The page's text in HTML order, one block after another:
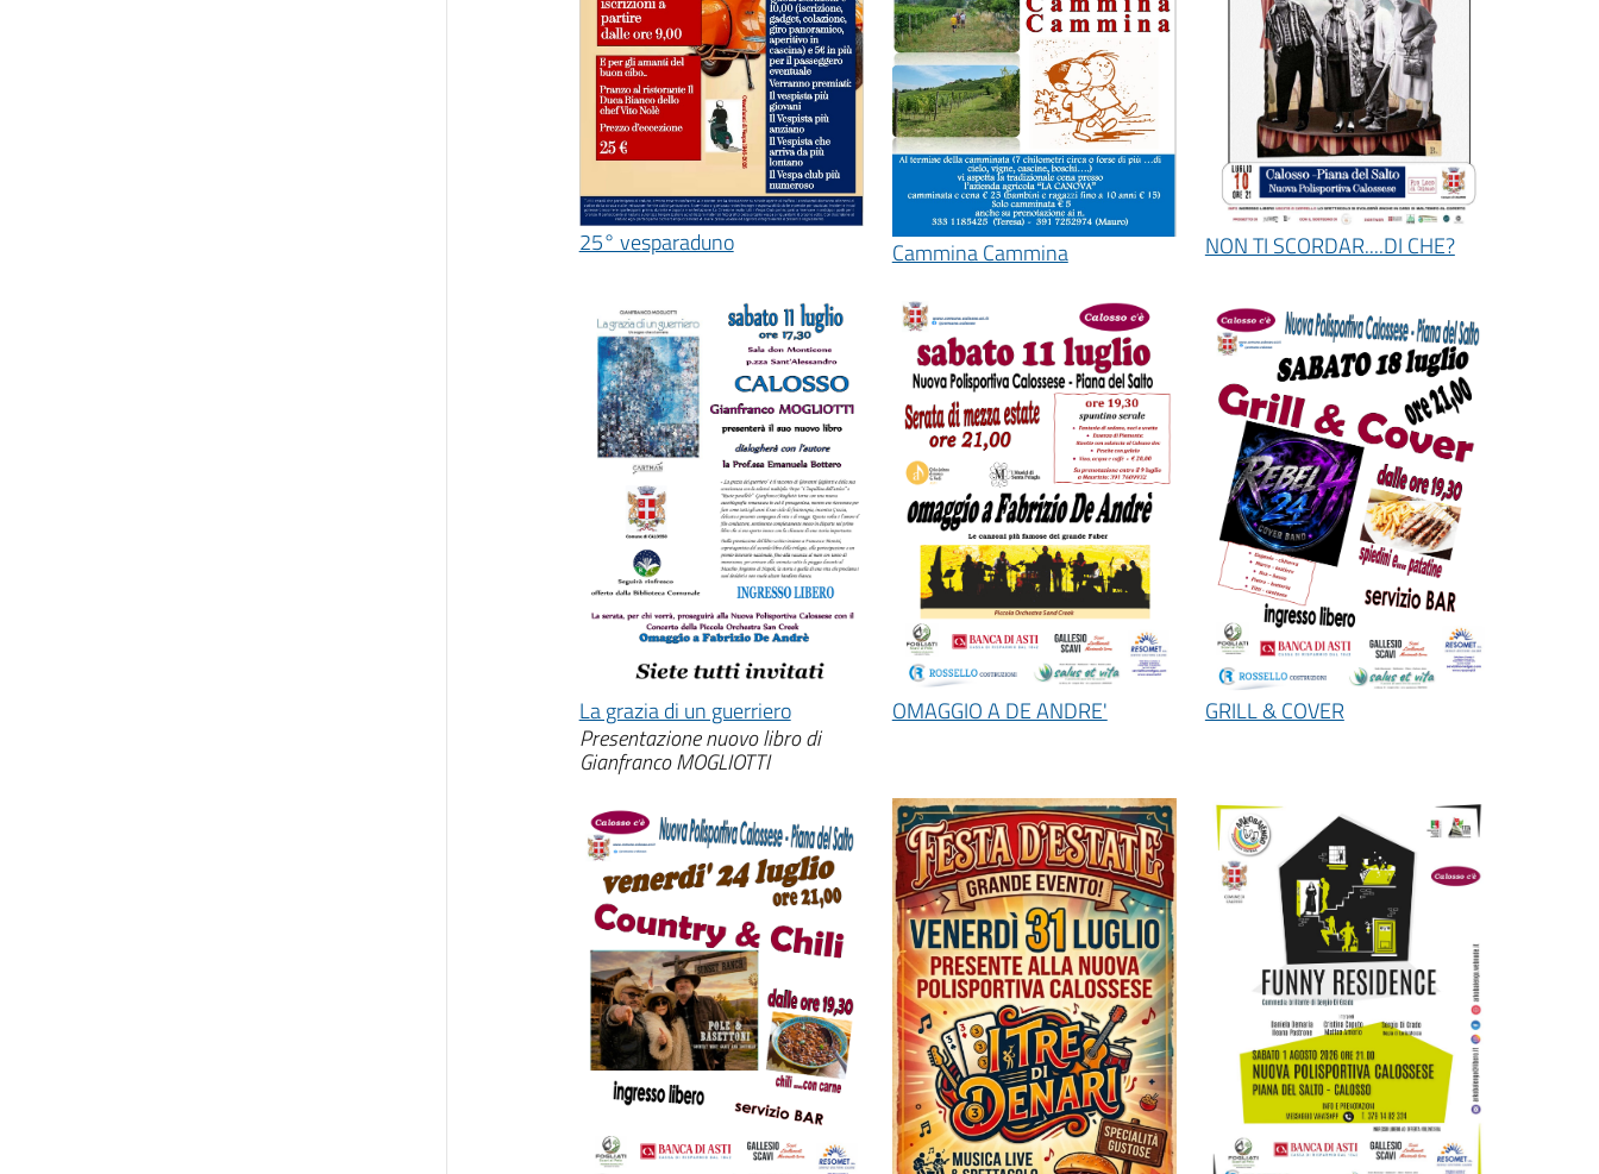
25° vesparaduno Cammina Cammina NON TI SCORDAR....DI CHE?
La grazia di un guerriero
Presentazione nuovo libro di
Gianfranco MOGLIOTTI
OMAGGIO A DE ANDRE' GRILL & COVER